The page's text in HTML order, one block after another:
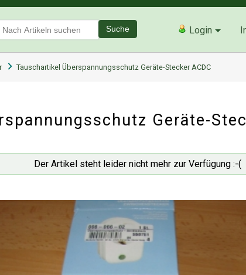
Suche Login
Tauschartikel Überspannungsschutz Geräte-Stecker ACDC
Geräte-
Der Artikel steht leider nicht mehr zur Verfügung :-(